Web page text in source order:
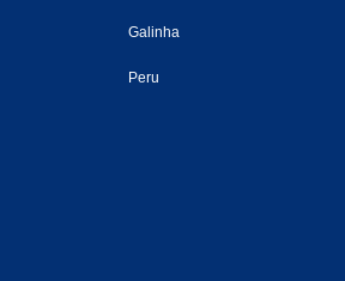
Galinha
Peru